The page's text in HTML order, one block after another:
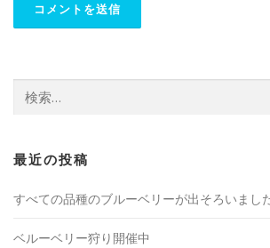
索:
最近の投稿
すべての品種のブルーベリーが出そろいまし
ベルーベリー狩り開催中